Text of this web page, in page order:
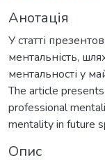
Анотація
У статті
ментальність,
ментальності у
The article
professional
mentality in future
Опис